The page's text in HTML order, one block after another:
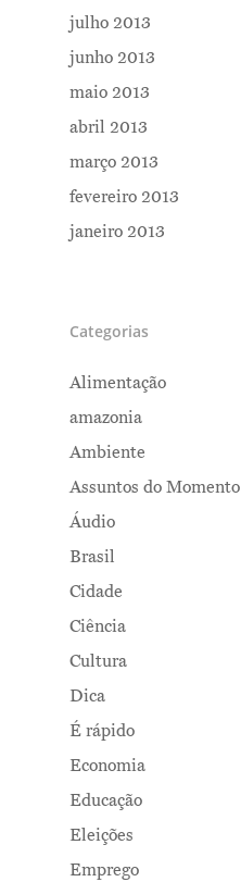
julho 2013
junho 2013
maio 2013
abril 2013
março 2013
fevereiro 2013
janeiro 2013
Categorias
Alimentação
amazonia
Ambiente
Assuntos do Momento
Áudio
Brasil
Cidade
Ciência
Cultura
Dica
É rápido
Economia
Educação
Eleições
Emprego